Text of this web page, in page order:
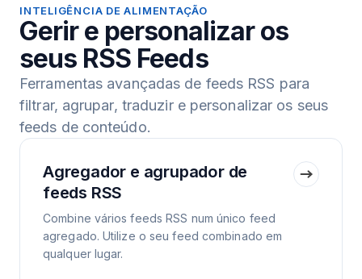
INTELIGÊNCIA DE ALIMENTAÇÃO
Gerir e personalizar os
seus RSS Feeds
Ferramentas avançadas de feeds RSS para
filtrar, agrupar, traduzir e personalizar os seus
feeds de conteúdo.
Agregador e agrupador de
feeds RSS
Combine vários feeds RSS num único feed
agregado. Utilize o seu feed combinado em
qualquer lugar.